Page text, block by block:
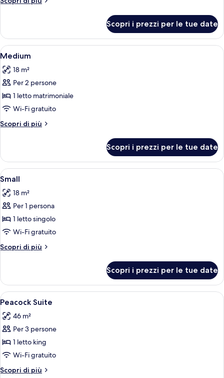
Scopri i prezzi per le tue date
Apri
tutte
le
foto
per
Medium
Medium | Biancheria da letto di alta
5
Medium
18 m²
Per 2 persone
1 letto matrimoniale
Wi-Fi gratuito
Scopri di più
Altri
Scopri i prezzi per le tue date
Apri
tutte
le
foto
per
Small
Camera d'albergo con un letto, un
4
Small
18 m²
Per 1 persona
1 letto singolo
Wi-Fi gratuito
Scopri di più
Altri
Scopri i prezzi per le tue date
Apri
tutte
le
foto
per
Peacock
Suite
Peacock Suite | Biancheria da letto
7
Peacock Suite
46 m²
Per 3 persone
1 letto king
Wi-Fi gratuito
Scopri di più
Altri